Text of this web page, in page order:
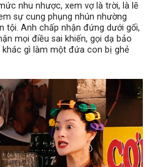
nhu nhược, xem vợ là trời, là lẽ
sự cung phụng nhún nhường
tội. Anh chấp nhận đứng dưới gối,
mọi điều sai khiến, gọi dạ bảo
gì làm một đứa con bị ghẻ